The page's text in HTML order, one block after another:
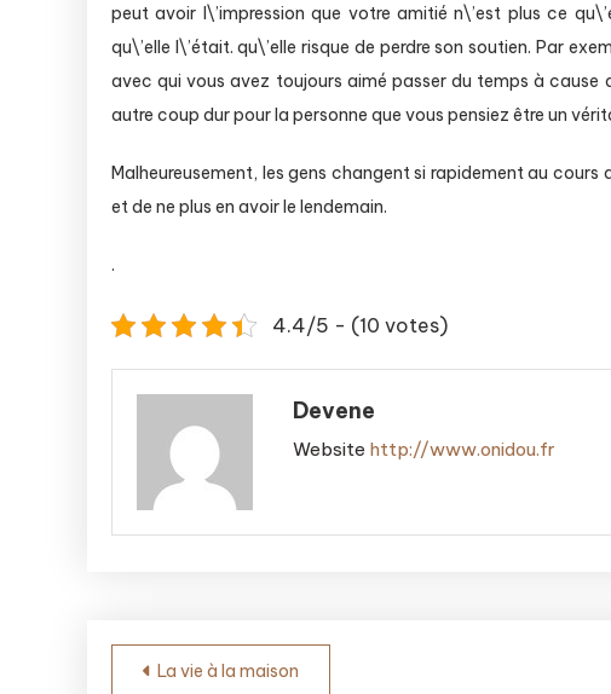
peut avoir l\’impression que votre amitié n\’est plus ce
qu\’elle l\’était. qu\’elle risque de perdre son soutien. Par
avec qui vous avez toujours aimé passer du temps à cause
autre coup dur pour la personne que vous pensiez être un
Malheureusement, les gens changent si rapidement au cours
et de ne plus en avoir le lendemain.
.
4.4/5 - (10 votes)
Devene
Website http://www.onidou.fr
Post
La vie à la maison